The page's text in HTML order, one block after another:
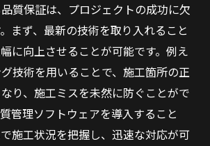
質保証は、プロジェクトの成功に欠
まず、最新の技術を取り入れること
に向上させることが可能です。例え
技術を用いることで、施工箇所の正
り、施工ミスを未然に防ぐことがで
管理ソフトウェアを導入すること
施工状況を把握し、迅速な対応が可